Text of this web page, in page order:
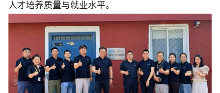
人才培养质量与就业水平。